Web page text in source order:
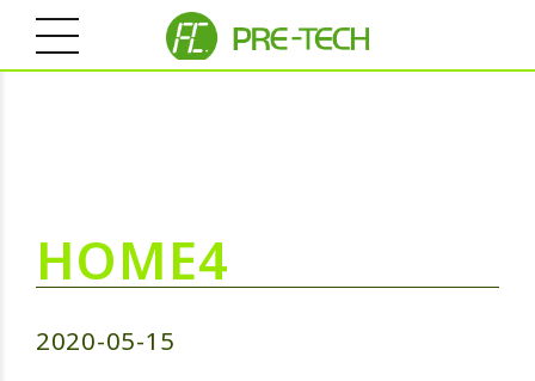
HOME4
2020-05-15